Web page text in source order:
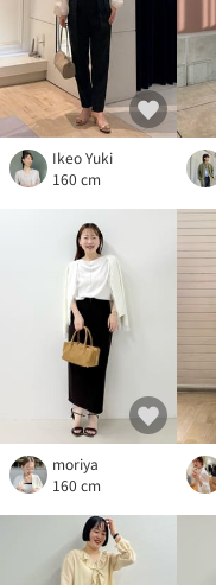
Ikeo Yuki
160 cm
moriya
160 cm